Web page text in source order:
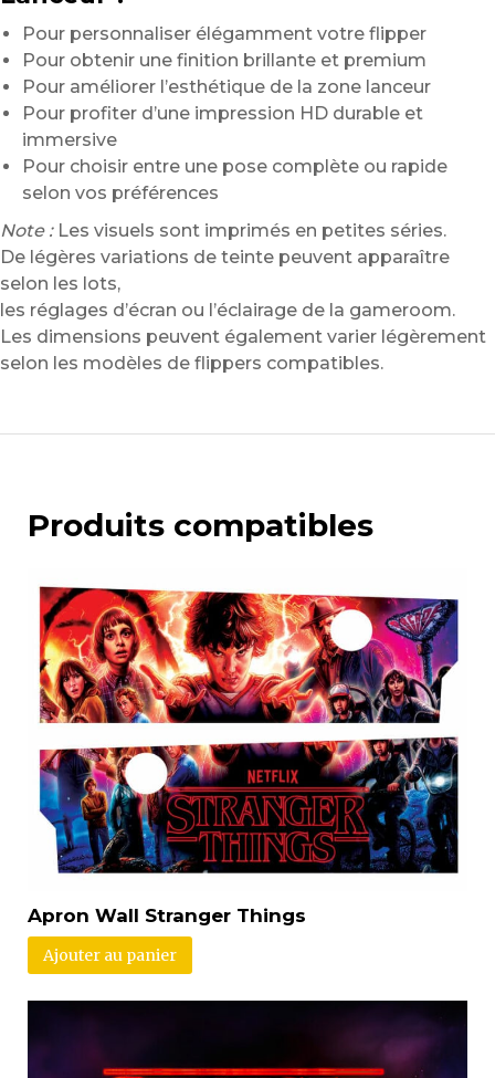
Pour personnaliser élégamment votre flipper
Pour obtenir une finition brillante et premium
Pour améliorer l’esthétique de la zone lanceur
Pour profiter d’une impression HD durable et
immersive
Pour choisir entre une pose complète ou rapide
selon vos préférences
Note :Les visuels sont imprimés en petites séries.
De légères variations de teinte peuvent apparaître
selon les lots,
les réglages d’écran ou l’éclairage de la gameroom.
Les dimensions peuvent également varier légèrement
selon les modèles de flippers compatibles.
Produits compatibles
Apron Wall Stranger Things
Ajouter au panier